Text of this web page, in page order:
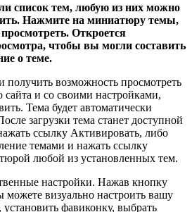
список тем, любую из них можно
Нажмите на миниатюру темы,
Откроется
чтобы вы могли составить
о теме.
получить возможность просмотреть
и со своими настройками,
Тема будет автоматически
загрузки тема станет доступной
ссылку Активировать, либо
темами и нажать ссылку
любой из установленных тем.
настройки. Нажав кнопку
можете визуально настроить вашу
установить фавиконку, выбрать